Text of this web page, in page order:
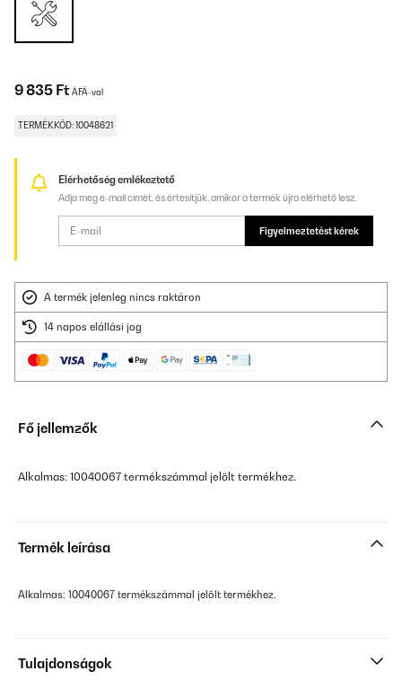
9 835 Ft ÁFÁ-val
TERMÉKKÓD: 10048621
Elérhetőség emlékeztető
Adja meg e-mail címét, és értesítjük, amikor a termék újra elérhető lesz.
Figyelmeztetést kérek
A termék jelenleg nincs raktáron
14 napos elállási jog
Fő jellemzők
Alkalmas: 10040067 termékszámmal jelölt termékhez.
Termék leírása
Alkalmas: 10040067 termékszámmal jelölt termékhez.
Tulajdonságok